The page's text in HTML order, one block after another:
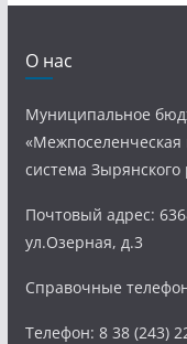
О нас
Муниципальное
«Межпоселенческая
система Зырянского
Почтовый адрес:
ул.Озерная, д.3
Справочные
Телефон: 8 38 (243)